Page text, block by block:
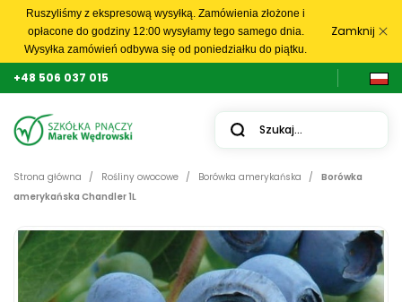
Ruszyliśmy z ekspresową wysyłką. Zamówienia złożone i
opłacone do godziny 12:00 wysyłamy tego samego dnia.
Wysyłka zamówień odbywa się od poniedziałku do piątku.
Zamknij
+48 506 037 015
Strona główna Rośliny owocowe Borówka amerykańska
Borówka
amerykańska Chandler 1L